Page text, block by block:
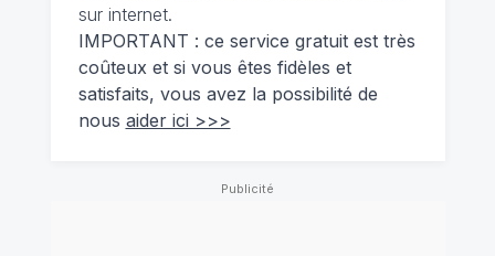
sur internet.
IMPORTANT : ce service gratuit est très
coûteux et si vous êtes fidèles et
satisfaits, vous avez la possibilité de
nous aider ici >>>